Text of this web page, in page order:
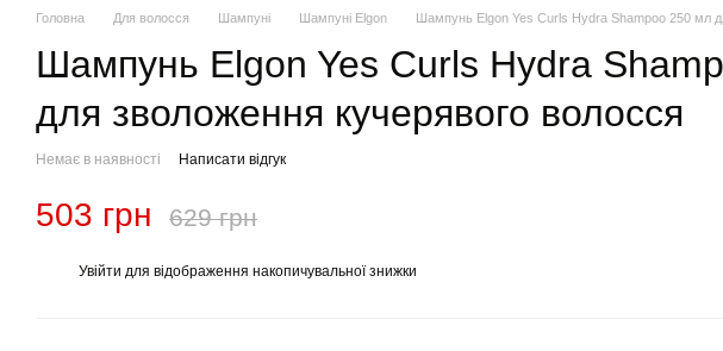
Головна Для волосся Шампуні Шампуні Elgon Шампунь Elgon Yes Curls Hydra Shampoo 250 мл
Шампунь Elgon Yes Curls Hydra
для зволоження кучерявого волосся
Немає в наявності Написати відгук
503 грн 629 грн
Увійти для відображення накопичувальної знижки